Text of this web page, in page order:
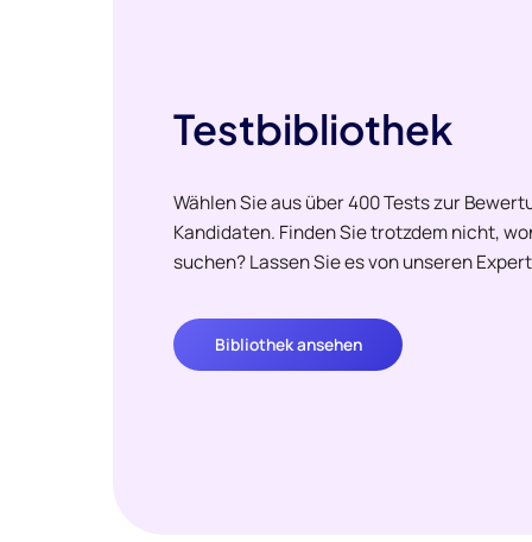
Testbibliothek
Wählen Sie aus über 400 Tests zur
Kandidaten. Finden Sie trotzdem nicht,
suchen? Lassen Sie es von unseren
Bibliothek ansehen